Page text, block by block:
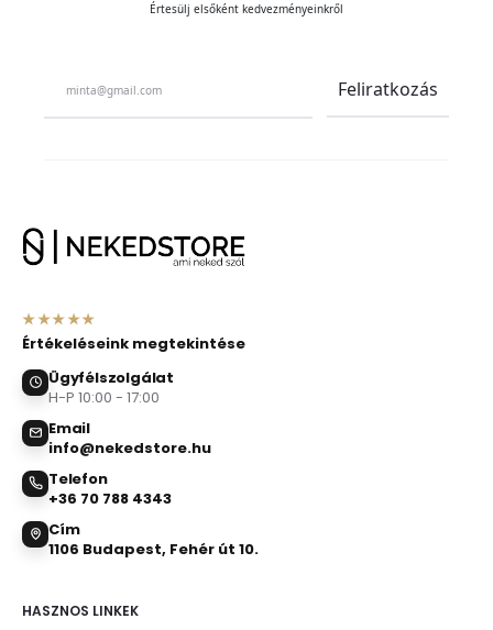
Értesülj elsőként kedvezményeinkről
★★★★★
Értékeléseink megtekintése
Ügyfélszolgálat
H-P 10:00 - 17:00
Email
info@nekedstore.hu
Telefon
+36 70 788 4343
Cím
1106 Budapest, Fehér út 10.
HASZNOS LINKEK